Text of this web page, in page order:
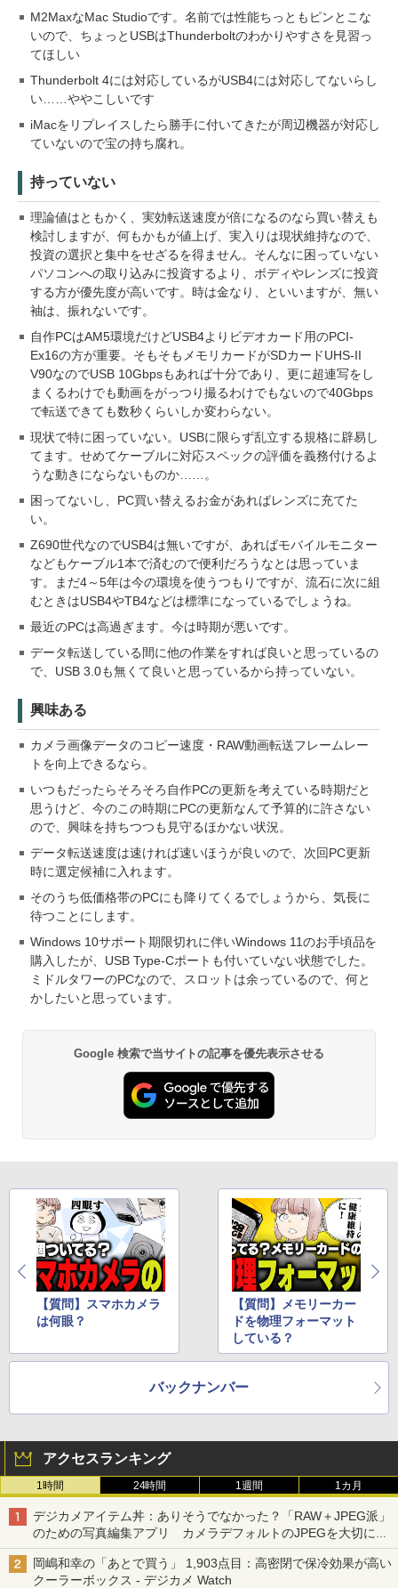
M2MaxなMac Studioです。名前では性能ちっともピンとこな
いので、ちょっとUSBはThunderboltのわかりやすさを見習っ
てほしい
Thunderbolt 4には対応しているがUSB4には対応してないらし
い……ややこしいです
iMacをリプレイスしたら勝手に付いてきたが周辺機器が対応し
ていないので宝の持ち腐れ。
持っていない
理論値はともかく、実効転送速度が倍になるのなら買い替えも
検討しますが、何もかもが値上げ、実入りは現状維持なので、
投資の選択と集中をせざるを得ません。そんなに困っていない
パソコンへの取り込みに投資するより、ボディやレンズに投資
する方が優先度が高いです。時は金なり、といいますが、無い
袖は、振れないです。
自作PCはAM5環境だけどUSB4よりビデオカード用のPCI-
Ex16の方が重要。そもそもメモリカードがSDカードUHS-II
V90なのでUSB 10Gbpsもあれば十分であり、更に超連写をし
まくるわけでも動画をがっつり撮るわけでもないので40Gbps
で転送できても数秒くらいしか変わらない。
現状で特に困っていない。USBに限らず乱立する規格に辟易し
てます。せめてケーブルに対応スペックの評価を義務付けるよ
うな動きにならないものか……。
困ってないし、PC買い替えるお金があればレンズに充てた
い。
Z690世代なのでUSB4は無いですが、あればモバイルモニター
などもケーブル1本で済むので便利だろうなとは思っていま
す。まだ4～5年は今の環境を使うつもりですが、流石に次に組
むときはUSB4やTB4などは標準になっているでしょうね。
最近のPCは高過ぎます。今は時期が悪いです。
データ転送している間に他の作業をすれば良いと思っているの
で、USB 3.0も無くて良いと思っているから持っていない。
興味ある
カメラ画像データのコピー速度・RAW動画転送フレームレー
トを向上できるなら。
いつもだったらそろそろ自作PCの更新を考えている時期だと
思うけど、今のこの時期にPCの更新なんて予算的に許さない
ので、興味を持ちつつも見守るほかない状況。
データ転送速度は速ければ速いほうが良いので、次回PC更新
時に選定候補に入れます。
そのうち低価格帯のPCにも降りてくるでしょうから、気長に
待つことにします。
Windows 10サポート期限切れに伴いWindows 11のお手頃品を
購入したが、USB Type-Cポートも付いていない状態でした。
ミドルタワーのPCなので、スロットは余っているので、何と
かしたいと思っています。
Google 検索で当サイトの記事を優先表示させる
【質問】スマホカメラ
は何眼？
【質問】メモリーカー
ドを物理フォーマット
している？
バックナンバー
アクセスランキング
1時間 24時間 1週間 1カ月
デジカメアイテム丼：ありそうでなかった？「RAW＋JPEG派」
のための写真編集アプリ カメラデフォルトのJPEGを大切にす
る「Filmator」
岡嶋和幸の「あとで買う」 1,903点目：高密閉で保冷効果が高い
クーラーボックス - デジカメ Watch